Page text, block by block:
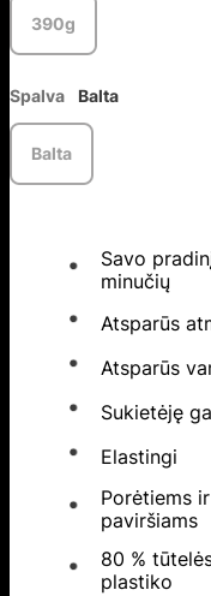
390g
Spalva Balta
Balta
Savo
minučių
Atsparūs
Atsparūs
Sukietėję
Elastingi
Porėtiems
paviršiams
80 %
plastiko